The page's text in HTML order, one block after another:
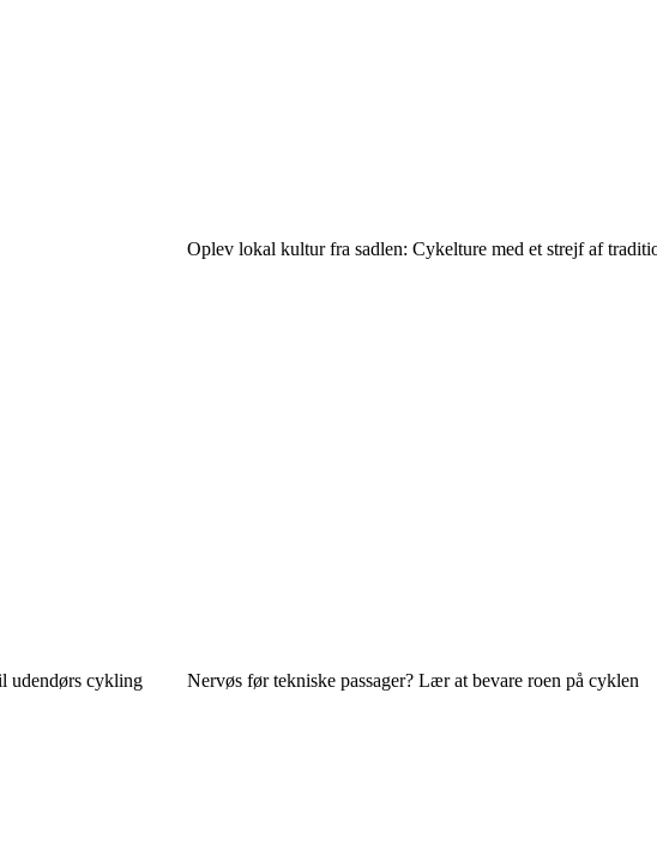
Oplev lokal kultur fra sadlen: Cykelture med et strejf af
udendørs cykling Nervøs før tekniske passager? Lær at bevare roen på cyklen